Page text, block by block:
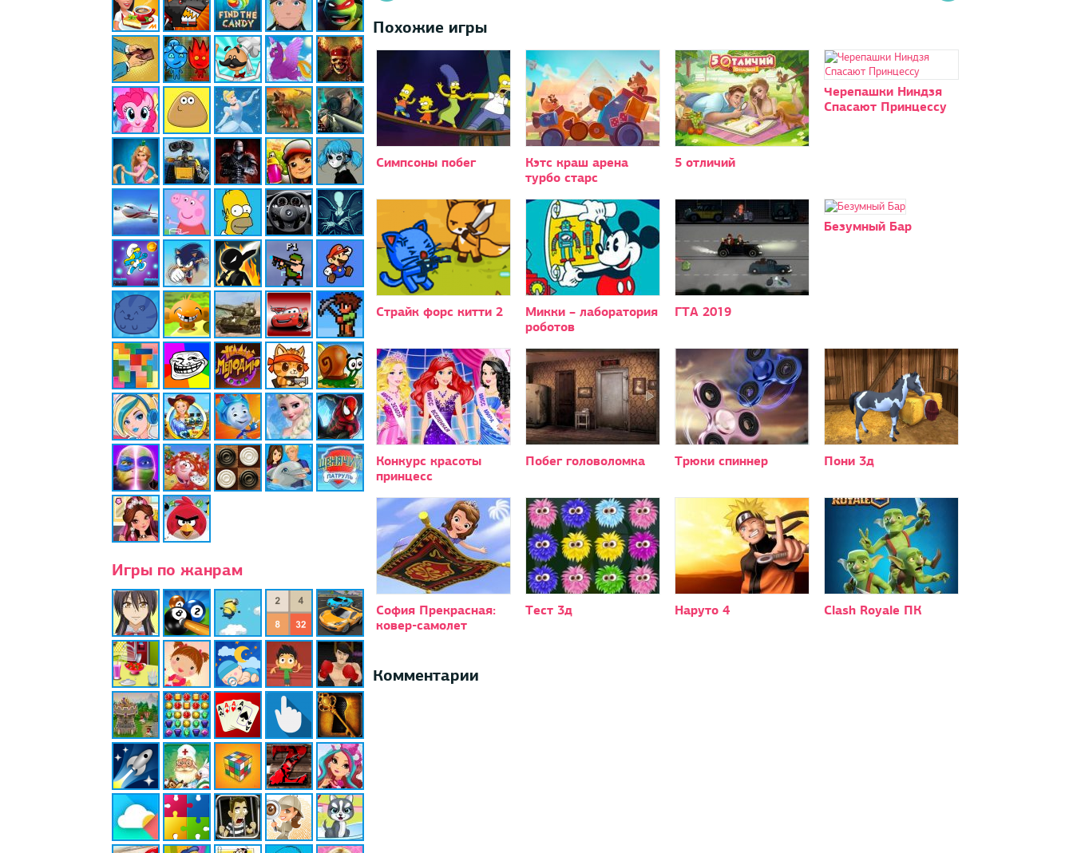
Игры по жанрам
Похожие игры
Симпсоны побег
Кэтс краш арена
турбо старс
5 отличий
Черепашки Ниндзя
Спасают Принцессу
Страйк форс китти 2
Микки – лаборатория
роботов
ГТА 2019
Безумный Бар
Конкурс красоты
принцесс
Побег головоломка Трюки спиннер Пони 3д
София Прекрасная:
ковер-самолет
Тест 3д Наруто 4 Clash Royale ПК
Комментарии